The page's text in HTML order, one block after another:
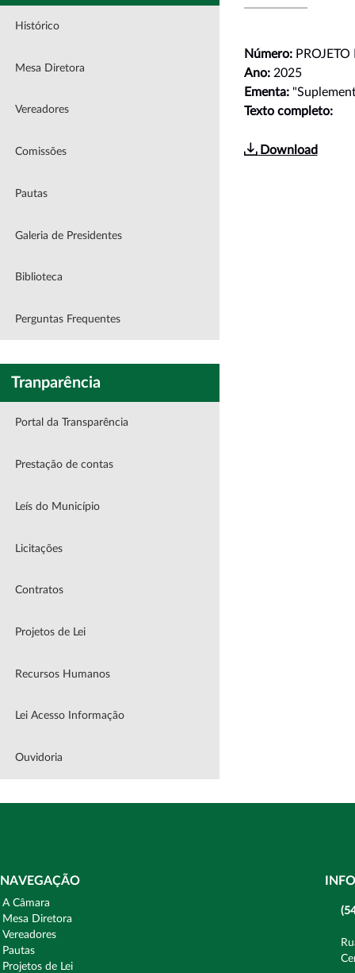
Histórico
Mesa Diretora
Vereadores
Comissões
Pautas
Galeria de Presidentes
Biblioteca
Perguntas Frequentes
Tranparência
Portal da Transparência
Prestação de contas
Leís do Município
Licitações
Contratos
Projetos de Lei
Recursos Humanos
Lei Acesso Informação
Ouvidoria
Número: PROJETO
Ano: 2025
Ementa:
Texto completo:
Download
NAVEGAÇÃO
A Câmara
Mesa Diretora
Vereadores
Pautas
Projetos de Lei